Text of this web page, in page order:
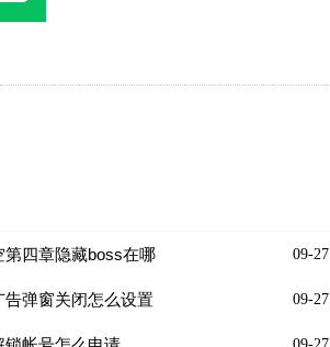
09-27
第四章隐藏boss在哪
09-27
告弹窗关闭怎么设置